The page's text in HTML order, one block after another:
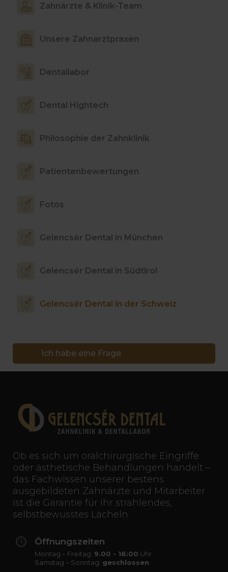
Zahnärzte & Klinik-Team
Unsere Zahnarztpraxen
Dentallabor
Dental Hightech
Philosophie der Zahnklinik
Patientenbewertungen
Fotos
Gelencsér Dental in München
Gelencsér Dental in Südtirol
Gelencsér Dental in der Schweiz
Ich habe eine Frage
Ob es sich um oralchirurgische Eingriffe
oder ästhetische Behandlungen handelt –
das Fachwissen unserer bestens
ausgebildeten Zahnärzte und Mitarbeiter
ist die Garantie für Ihr strahlendes,
selbstbewusstes Lächeln.
Öffnungszeiten
Montag – Freitag: 9.00 - 16:00 Uhr
Samstag – Sonntag: geschlossen